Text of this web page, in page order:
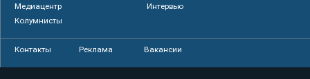
Медиацентр
Интервью
Колумнисты
Контакты Реклама Вакансии